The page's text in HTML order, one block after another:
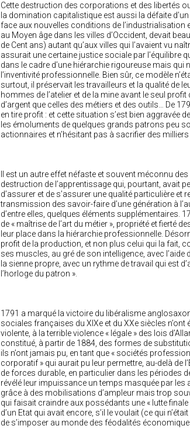
Cette destruction des corporations et des libertés
la domination capitalistique est aussi la défaite
face aux nouvelles conditions de l’industrialisation
au Moyen âge dans les villes d’Occident, devait
de Cent ans) autant qu’aux villes qui l’avaient vu
assurait une certaine justice sociale par l’équilibre
dans le cadre d’une hiérarchie rigoureuse mais qui
l’inventivité professionnelle. Bien sûr, ce modèle
surtout, il préservait les travailleurs et la qualité de
hommes de l’atelier et de la mine avant le seul
d’argent que celles des métiers et des outils… De
en tire profit : et cette situation s’est bien aggravée
les émoluments de quelques grands patrons peu
actionnaires et n’hésitant pas à sacrifier des
Il est un autre effet néfaste et souvent méconnu
destruction de l’apprentissage qui, pourtant, avait
d’assurer et de s’assurer une qualité particulière
transmission des savoir-faire d’une génération à
d’entre elles, quelques éléments supplémentaires.
de « maîtrise de l’art du métier », propriété et fierté
leur place dans la hiérarchie professionnelle.
profit de la production, et non plus celui qui la fait,
ses muscles, au gré de son intelligence, avec l’aide
la sienne propre, avec un rythme de travail qui est
l’horloge du patron ».
1791 a marqué la victoire du libéralisme
sociales françaises du XIXe et du XXe siècles
violente, à la terrible violence « légale » des lois
constitué, à partir de 1884, des formes de
ils n’ont jamais pu, en tant que « sociétés
corporatif » qui aurait pu leur permettre, au-delà de
de forces durable, en particulier dans les périodes
révélé leur impuissance un temps masquée par
grâce à des mobilisations d’ampleur mais trop
qui faisait craindre aux possédants une « lutte
d’un Etat qui avait encore, s’il le voulait (ce qui
de s’imposer au monde des féodalités